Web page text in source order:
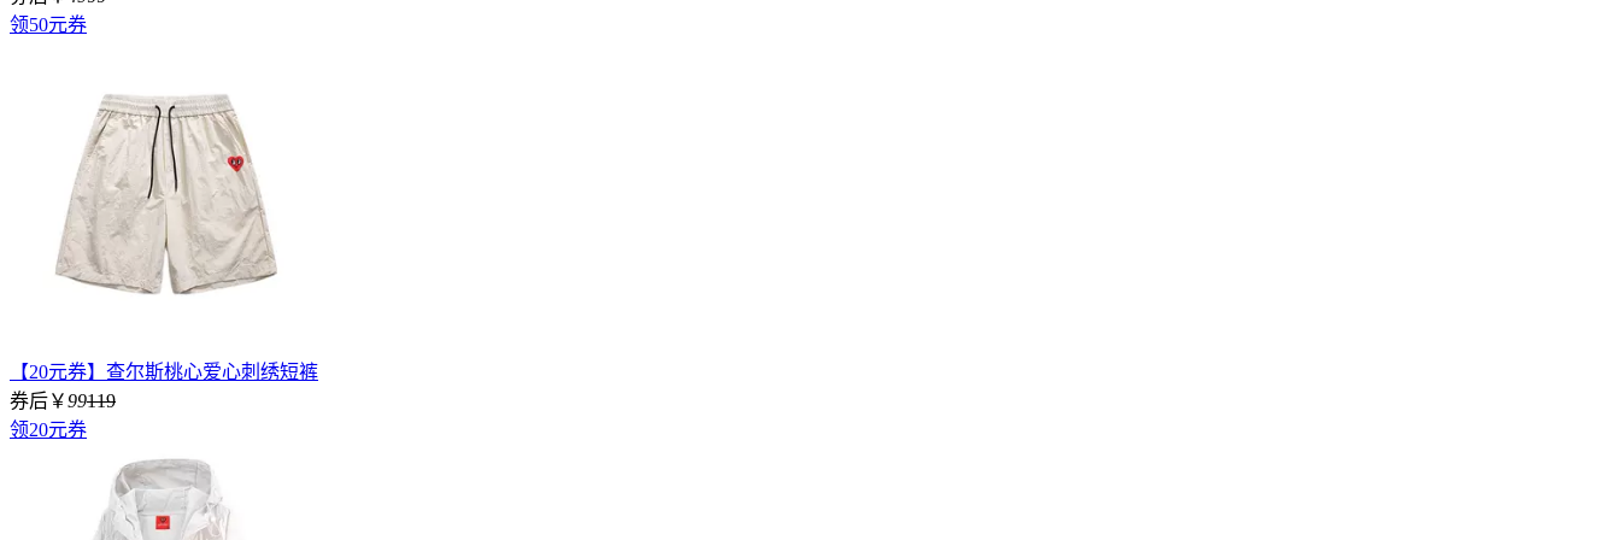
领50元券
【20元券】查尔斯桃心爱心刺绣短裤
券后￥99119
领20元券